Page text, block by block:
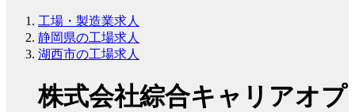
工場・製造業求人
静岡県の工場求人
湖西市の工場求人
株式会社綜合キャリアオプ